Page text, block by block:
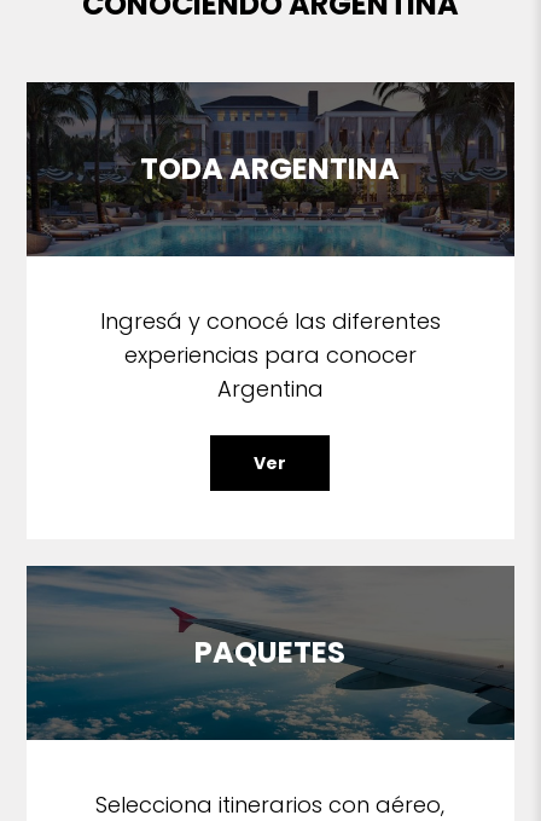
TODA ARGENTINA
Ingresá y conocé las diferentes
experiencias para conocer
Argentina
Ver
PAQUETES
Selecciona itinerarios con aéreo,